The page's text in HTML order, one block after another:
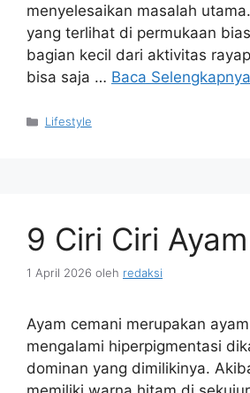
menyelesaikan masalah
yang terlihat di permukaan
bagian kecil dari aktivitas
bisa saja … Baca Selengkapnya
Kategori
Lifestyle
9 Ciri Ciri
1 April 2026 oleh redaksi
Ayam cemani merupakan
mengalami hiperpigmentasi
dominan yang dimilikinya.